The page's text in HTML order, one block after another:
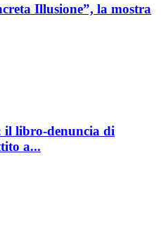
Illusione”, la mostra
il libro-denuncia di
a...